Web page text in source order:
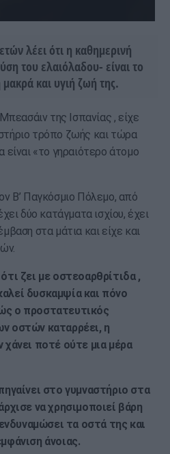
λέει ότι η καθημερινή
του ελαιόλαδου- είναι το
και υγιή ζωή της.
της Ισπανίας , είχε
τρόπο ζωής και τώρα
είναι «το γηραιότερο άτομο
Β’ Παγκόσμιο Πόλεμο, από
δύο κατάγματα ισχίου, έχει
στα μάτια και είχε και
ζει με οστεοαρθρίτιδα ,
δυσκαμψία και πόνο
ο προστατευτικός
οστών καταρρέει, η
χάνει ποτέ ούτε μια μέρα
στο γυμναστήριο στα
να χρησιμοποιεί βάρη
τα οστά της και
άνοιας.